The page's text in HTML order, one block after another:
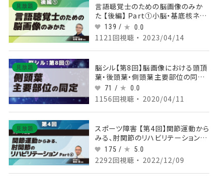
見放題
言語聴覚士のための脳画像のみか
た 【後編】 Part①小脳・基底核ネッ
トワークと脳画像1
139 / 0.0
1121回視聴 ・ 2023/04/14
見放題
脳シル【第8回】脳画像における頭頂
葉・後頭葉・側頭葉主要部位の同定
Part③側頭葉主要部位の同定
71 / 0.0
1156回視聴 ・ 2020/04/11
見放題
スポーツ障害 【第4回】関節運動から
みる、肘関節のリハビリテーション
Part④実演
175 / 5.0
2292回視聴 ・ 2022/12/09